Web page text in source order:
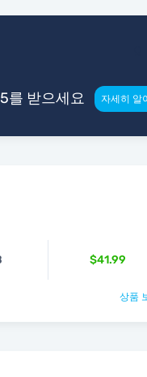
를 받으세요 자세히 알
$41.99
상품